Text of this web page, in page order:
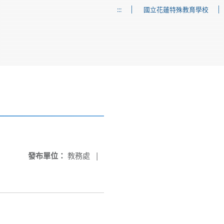
::: 國立花蓮特殊教育學校
發布單位： 教務處 |